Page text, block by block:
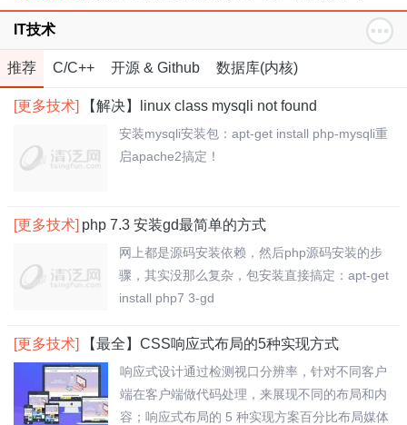
IT技术
推荐 C/C++ 开源 & Github 数据库(内核)
[更多技术] 【解决】linux class mysqli not found
安装mysqli安装包：apt-get install php-mysqli重
启apache2搞定！
[更多技术] php 7.3 安装gd最简单的方式
网上都是源码安装依赖，然后php源码安装的步
骤，其实没那么复杂，包安装直接搞定：apt-get
install php7 3-gd
[更多技术] 【最全】CSS响应式布局的5种实现方式
响应式设计通过检测视口分辨率，针对不同客户
端在客户端做代码处理，来展现不同的布局和内
容；响应式布局的 5 种实现方案百分比布局媒体